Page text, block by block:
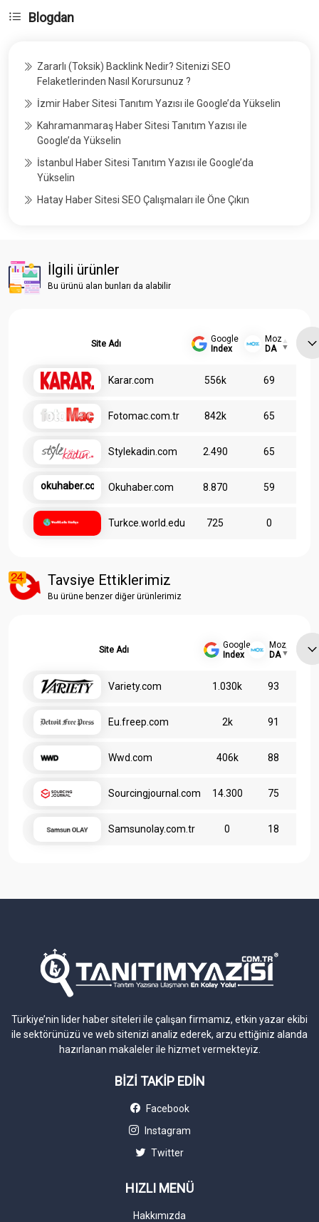
Blogdan
Zararlı (Toksik) Backlink Nedir? Sitenizi SEO
Felaketlerinden Nasıl Korursunuz ?
İzmir Haber Sitesi Tanıtım Yazısı ile Google’da Yükselin
Kahramanmaraş Haber Sitesi Tanıtım Yazısı ile
Google’da Yükselin
İstanbul Haber Sitesi Tanıtım Yazısı ile Google’da
Yükselin
Hatay Haber Sitesi SEO Çalışmaları ile Öne Çıkın
İlgili ürünler
Bu ürünü alan bunları da alabilir
Site Adı
Google
Index
Moz
DA
Karar.com 556k 69
Fotomac.com.tr 842k 65
Stylekadin.com 2.490 65
okuhaber.com Okuhaber.com 8.870 59
Turkce.world.edu 725 0
Tavsiye Ettiklerimiz
Bu ürüne benzer diğer ürünlerimiz
Site Adı
Google
Index
Moz
DA
Variety.com 1.030k 93
Eu.freep.com 2k 91
Wwd.com 406k 88
Sourcingjournal.com 14.300 75
Samsunolay.com.tr 0 18
Türkiye’nin lider haber siteleri ile çalışan firmamız, etkin yazar ekibi
ile sektörünüzü ve web sitenizi analiz ederek, arzu ettiğiniz alanda
hazırlanan makaleler ile hizmet vermekteyiz.
BİZİ TAKİP EDİN
Facebook
Instagram
Twitter
HIZLI MENÜ
Hakkımızda